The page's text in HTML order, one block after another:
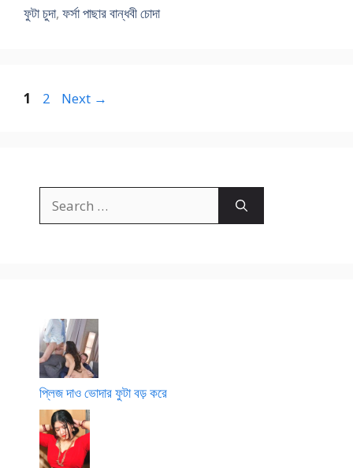
ফুটা চুদা, ফর্সা পাছার বান্ধবী চোদা
Page
1 Page
2 Next →
for:
প্লিজ দাও ভোদার ফুটা বড় করে